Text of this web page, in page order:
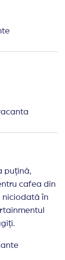
puțină,
cafea din
niciodată în